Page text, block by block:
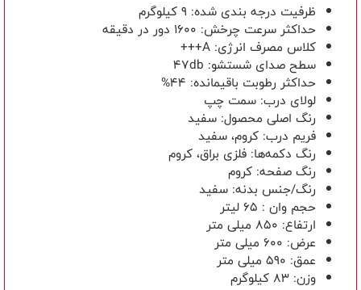
ظرفیت درجه بندی شده: 9 کیلوگرم
حداکثر سرعت چرخش: 1600 دور در دقیقه
کلاس مصرف انرژی: A+++
سطح صدای شستشو: 47db
حداکثر رطوبت باقیمانده: 44%
لولای درب: سمت چپ
رنگ اصلی محصول: سفید
فریم درب: کروم، سفید
رنگ دکمه‌ها: فلزی براق، کروم
رنگ صفحه: کروم
رنگ/جنس بدنه: سفید
حجم وان : 65 لیتر
ارتفاع: 850 میلی متر
عرض: 600 میلی متر
عمق: 590 میلی متر
وزن: 83 کیلوگرم